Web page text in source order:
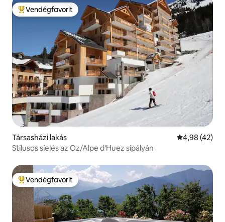
Kiemelt vendégfavorit
Vendégfavorit
Társasházi lakás Átlagos
4,98 (42)
Stílusos síelés az Oz/Alpe d'Huez sípályán
Kiemelt vendégfavorit
Vendégfavorit